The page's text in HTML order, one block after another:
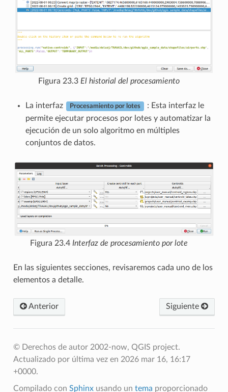
Figura 23.3 El historial del procesamiento
La interfaz Procesamiento por lotes
: Esta interfaz le
permite ejecutar procesos por lotes y automatizar la
ejecución de un solo algoritmo en múltiples
conjuntos de datos.
Figura 23.4 Interfaz de procesamiento por lote
En las siguientes secciones, revisaremos cada uno de los
elementos a detalle.
Anterior Siguiente
© Derechos de autor 2002-now, QGIS project.
Actualizado por última vez en 2026 mar 16, 16:17
+0000.
Compilado con Sphinxusando un tema proporcionado